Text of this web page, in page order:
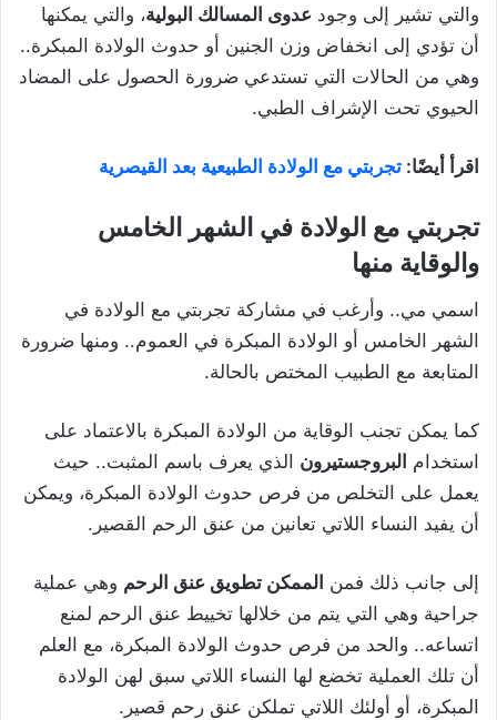
والتي تشير إلى وجود عدوى المسالك البولية، والتي يمكنها
أن تؤدي إلى انخفاض وزن الجنين أو حدوث الولادة المبكرة..
وهي من الحالات التي تستدعي ضرورة الحصول على المضاد
الحيوي تحت الإشراف الطبي.
اقرأ أيضًا: تجربتي مع الولادة الطبيعية بعد القيصرية
تجربتي مع الولادة في الشهر الخامس
والوقاية منها
اسمي مي.. وأرغب في مشاركة تجربتي مع الولادة في
الشهر الخامس أو الولادة المبكرة في العموم.. ومنها ضرورة
المتابعة مع الطبيب المختص بالحالة.
كما يمكن تجنب الوقاية من الولادة المبكرة بالاعتماد على
استخدام البروجستيرون الذي يعرف باسم المثبت.. حيث
يعمل على التخلص من فرص حدوث الولادة المبكرة، ويمكن
أن يفيد النساء اللاتي تعانين من عنق الرحم القصير.
إلى جانب ذلك فمن الممكن تطويق عنق الرحم وهي عملية
جراحية وهي التي يتم من خلالها تخييط عنق الرحم لمنع
اتساعه.. والحد من فرص حدوث الولادة المبكرة، مع العلم
أن تلك العملية تخضع لها النساء اللاتي سبق لهن الولادة
المبكرة، أو أولئك اللاتي تملكن عنق رحم قصير.